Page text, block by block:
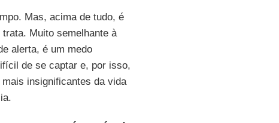
Mas, acima de tudo, é
Muito semelhante à
alerta, é um medo
de se captar e, por isso,
insignificantes da vida